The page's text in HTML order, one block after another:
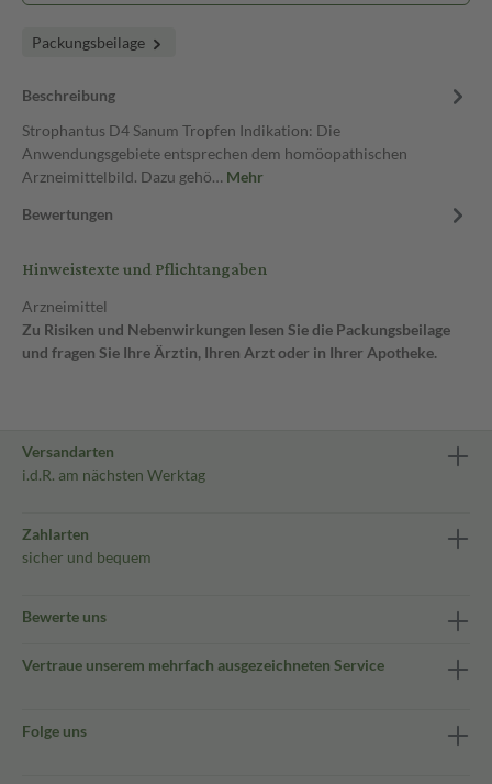
Packungsbeilage
Beschreibung
Strophantus D4 Sanum Tropfen Indikation: Die
Anwendungsgebiete entsprechen dem homöopathischen
Arzneimittelbild. Dazu gehö… Mehr
Bewertungen
Hinweistexte und Pflichtangaben
Arzneimittel
Zu Risiken und Nebenwirkungen lesen Sie die Packungsbeilage
und fragen Sie Ihre Ärztin, Ihren Arzt oder in Ihrer Apotheke.
Versandarten
i.d.R. am nächsten Werktag
Zahlarten
sicher und bequem
Bewerte uns
Vertraue unserem mehrfach ausgezeichneten Service
Folge uns